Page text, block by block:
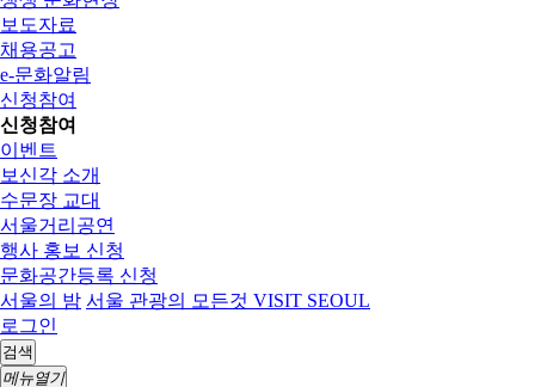
보도자료
채용공고
e-문화알림
신청참여
신청참여
이벤트
보신각 소개
수문장 교대
서울거리공연
행사 홍보 신청
문화공간등록 신청
서울의 밤 서울 관광의 모든것 VISIT SEOUL
로그인
검색
메뉴열기